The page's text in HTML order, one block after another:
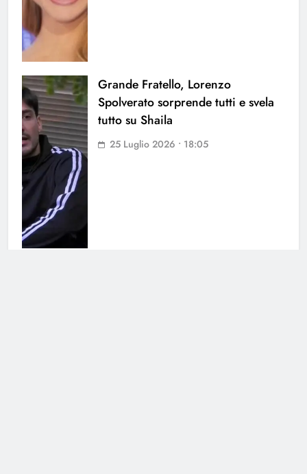
Grande Fratello, Lorenzo
Spolverato sorprende tutti e svela
tutto su Shaila
25 Luglio 2026 • 18:05